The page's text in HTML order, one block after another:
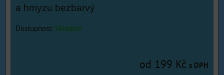
a hmyzu bezbarvý
Dostupnost: Skladem
od 199 Kč s DPH